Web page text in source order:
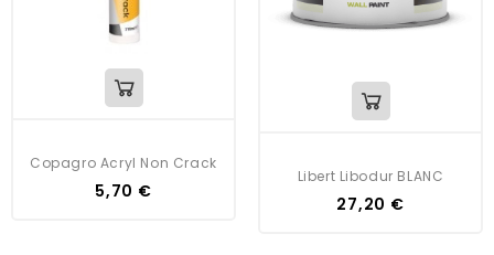
Copagro Acryl Non Crack
5,70 €
Libert Libodur BLANC
27,20 €